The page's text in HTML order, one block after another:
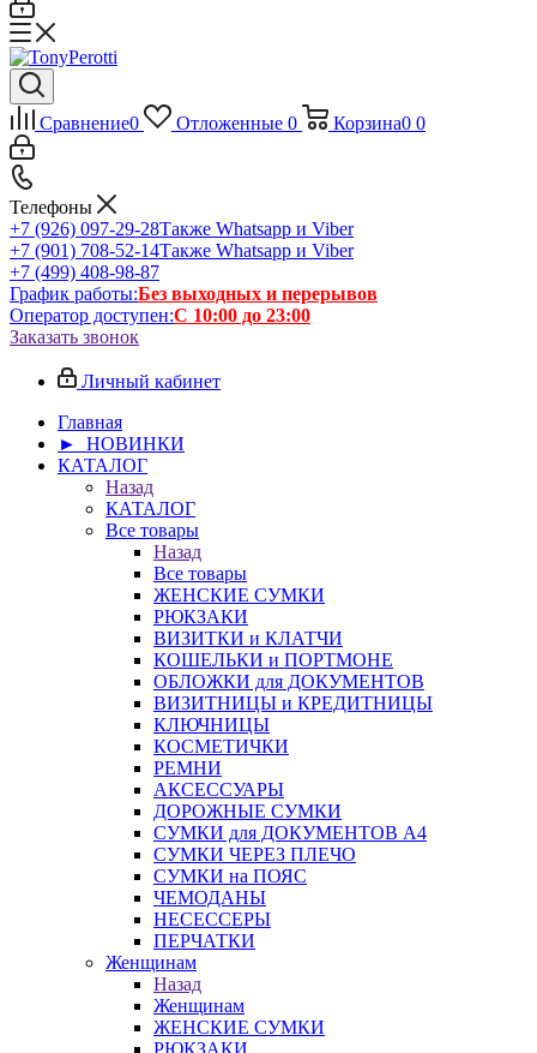
Сравнение0 Отложенные 0 Корзина0 0
Телефоны
+7 (926) 097-29-28Также Whatsapp и Viber
+7 (901) 708-52-14Также Whatsapp и Viber
+7 (499) 408-98-87
График работы:Без выходных и перерывов
Оператор доступен:С 10:00 до 23:00
Заказать звонок
Личный кабинет
Главная
► НОВИНКИ
КАТАЛОГ
Назад
КАТАЛОГ
Все товары
Назад
Все товары
ЖЕНСКИЕ СУМКИ
РЮКЗАКИ
ВИЗИТКИ и КЛАТЧИ
КОШЕЛЬКИ и ПОРТМОНЕ
ОБЛОЖКИ для ДОКУМЕНТОВ
ВИЗИТНИЦЫ и КРЕДИТНИЦЫ
КЛЮЧНИЦЫ
КОСМЕТИЧКИ
РЕМНИ
АКСЕССУАРЫ
ДОРОЖНЫЕ СУМКИ
СУМКИ для ДОКУМЕНТОВ А4
СУМКИ ЧЕРЕЗ ПЛЕЧО
СУМКИ на ПОЯС
ЧЕМОДАНЫ
НЕСЕССЕРЫ
ПЕРЧАТКИ
Женщинам
Назад
Женщинам
ЖЕНСКИЕ СУМКИ
РЮКЗАКИ